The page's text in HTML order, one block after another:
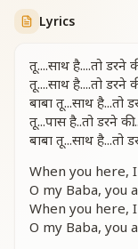
Lyrics
तू....साथ है....तो डरने
तू....साथ है....तो डरने
बाबा तू...साथ है...तो
तू...पास है..तो डरने
बाबा तू...साथ है...तो
When you here,
O my Baba, you
When you here,
O my Baba, you